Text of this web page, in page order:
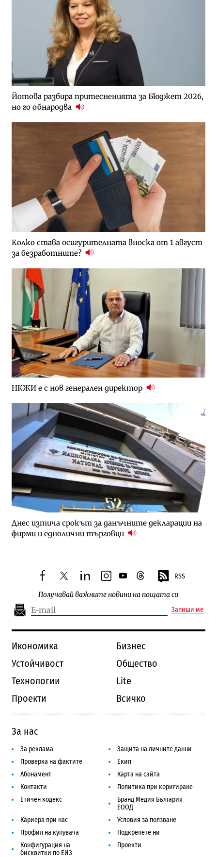
Йотова разбира притесненията за Бюджет 2026,
но го обнародва
Колко става осигурителната вноска от 1 август
за безработните?
НКЖИ е с нов генерален директор
Днес изтича срокът за данъчните декларации на
фирми и еднолични търговци
facebooktwitterlinkedininstagram
youtubethreads RSS
Получавай важните новини на пощата си
Запиши ме
Икономика
Бизнес
Устойчивост
Общество
Технологии
Lite
Проекти
Всичко
За нас
За реклама
Защита на личните данни
Проверка на фактите
Екип
Абонамент
Карта на сайта
Контакти
Политика при коригиране
Етичен кодекс
Бранд Медия България
ЕООД
Кариера при нас
Условия за ползване
Профил на купувача
Подкрепете ни
Конфигурация на
бисквитки по ЕИЗ
Проекти